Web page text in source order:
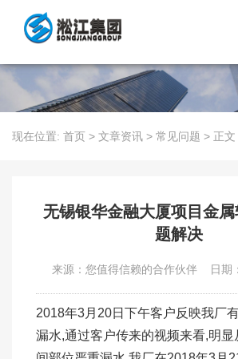
现在位置: 首页 > 文章资讯 > 常见问题 > 正文
无锡银华金融大厦项目金
题解决
来源：您值得信赖的合作伙伴 日期
2018年3月20日下午客户反映我厂
漏水,通过客户传来的视频来看,明显